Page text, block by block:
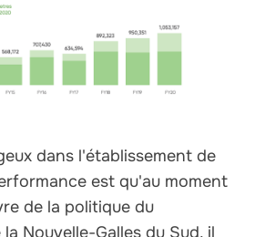
dans l'établissement de
est qu'au moment
de la politique du
Nouvelle-Galles du Sud, il